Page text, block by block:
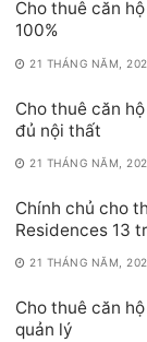
Cho thuê căn
100%
21 THÁNG NĂM,
Cho thuê căn
đủ nội thất
21 THÁNG NĂM,
Chính chủ cho
Residences 13
21 THÁNG NĂM,
Cho thuê căn
quản lý